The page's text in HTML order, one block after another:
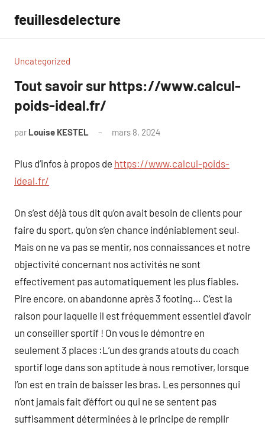
contenu
feuillesdelecture
Uncategorized
Tout savoir sur https://www.calcul-
poids-ideal.fr/
par Louise KESTEL mars 8, 2024
Plus d’infos à propos de https://www.calcul-poids-
ideal.fr/
On s’est déjà tous dit qu’on avait besoin de clients pour
faire du sport, qu’on s’en chance indéniablement seul.
Mais on ne va pas se mentir, nos connaissances et notre
objectivité concernant nos activités ne sont
effectivement pas automatiquement les plus fiables.
Pire encore, on abandonne après 3 footing… C’est la
raison pour laquelle il est fréquemment essentiel d’avoir
un conseiller sportif ! On vous le démontre en
seulement 3 places :L’un des grands atouts du coach
sportif loge dans son aptitude à nous remotiver, lorsque
l’on est en train de baisser les bras. Les personnes qui
n’ont jamais fait d’éffort ou qui ne se sentent pas
suffisamment déterminées à le principe de remplir